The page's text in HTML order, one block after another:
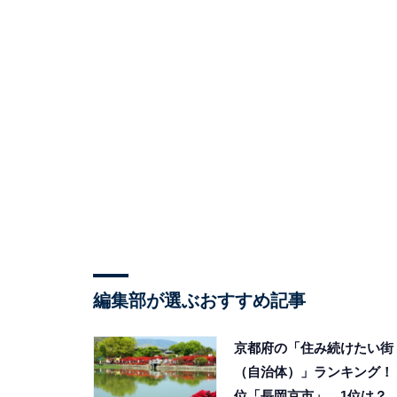
編集部が選ぶおすすめ記事
京都府の「住み続けたい街
（自治体）」ランキング！